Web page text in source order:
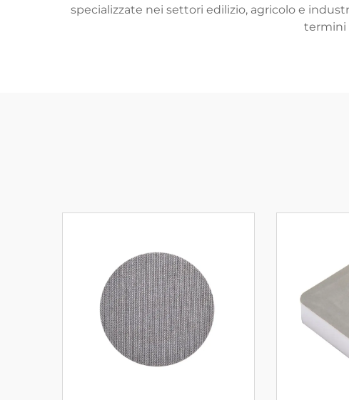
specializzate nei settori edilizio, agricolo e
termini